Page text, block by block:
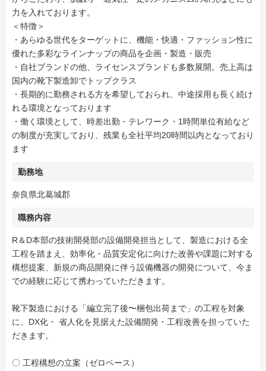
力を入れております。
＜特徴＞
・あらゆる世代をターゲットに、機能・快適・ファッション性に
優れた多彩なラインナップの商品を企画・製造・販売
・自社ブランドの他、ライセンスブランドも多数展開。売上高は
国内の靴下製造卸でトップクラス
・長期的に勤務される方を希望しておられ、中途採用も長く続け
れる環境となっております
・働く環境として、時差出勤・テレワーク・1時間単位有給など
の制度が充実しており、残業も全社平均20時間以内となっており
ます
勤務地
奈良県北葛城郡
職務内容
R＆D本部の技術開発部の設備開発担当として、製造における全
工程を踏まえ、効率化・品質安定化に向けた改善や課題に対する
構想提案、新規の商品開発に伴う設備機器の開発について、今ま
での経験に応じて携わっていただきます。
靴下製造における「編立完了後〜梱包出荷まで」の工程を対象
に、DX化・ 省人化を見据えた設備開発・工程改善を担っていた
だきます。
〇 工程構想の立案（ゼロベース）